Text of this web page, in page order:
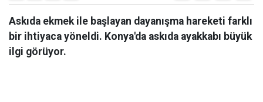
Askıda ekmek ile başlayan dayanışma hareketi farklı
bir ihtiyaca yöneldi. Konya'da askıda ayakkabı büyük
ilgi görüyor.